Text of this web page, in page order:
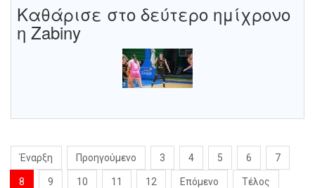
Καθάρισε στο δεύτερο ημίχρονο
η Zabiny
Έναρξη Προηγούμενο 3 4 5 6 7
8 9 10 11 12 Επόμενο Τέλος